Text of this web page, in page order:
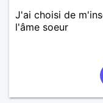
J'ai choisi de
l'âme soeur